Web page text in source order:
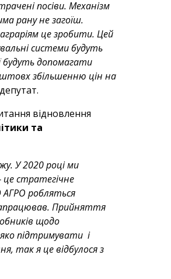
посіви. Механізм
рану не загоїш.
це зробити. Цей
системи будуть
будуть допомагати
збільшенню цін на
відновлення
та
У 2020 році ми
це стратегічне
АГРО робляться
Прийняття
щодо
підтримувати і
так я це відбулося з